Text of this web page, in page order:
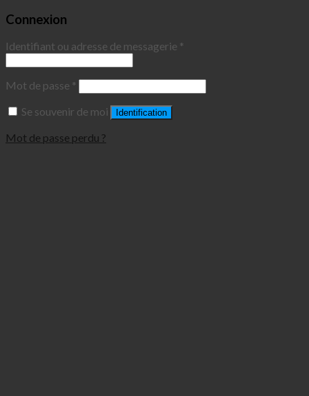
Connexion
Identifiant ou adresse de messagerie *
Mot de passe *
Se souvenir de moi
Identification
Mot de passe perdu ?